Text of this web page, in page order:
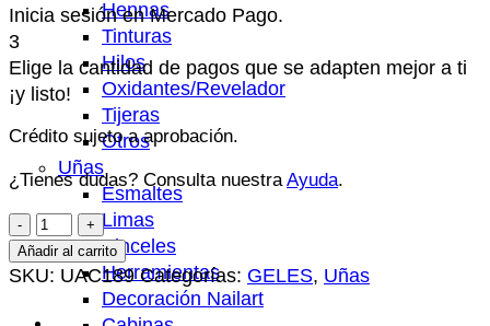
Hennas
Tinturas
Hilos
Oxidantes/Revelador
Tijeras
Otros
Uñas
Esmaltes
Limas
Pinceles
Herramientas
Decoración Nailart
Inicia sesión en Mercado Pago.
3
Elige la cantidad de pagos que se adapten mejor a ti
¡y listo!
Crédito sujeto a aprobación.
¿Tienes dudas? Consulta nuestraAyuda.
GEL
PAINT
-
MELINÉ
Añadir al carrito
SKU: UAC189 Categorías: GELES, Uñas